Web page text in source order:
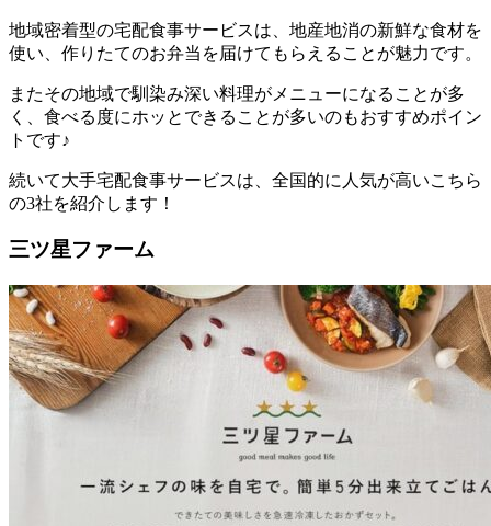
地域密着型の宅配食事サービスは、地産地消の新鮮な食材を
使い、作りたてのお弁当を届けてもらえることが魅力です。
またその地域で馴染み深い料理がメニューになることが多
く、食べる度にホッとできることが多いのもおすすめポイン
トです♪
続いて大手宅配食事サービスは、全国的に人気が高いこちら
の3社を紹介します！
三ツ星ファーム